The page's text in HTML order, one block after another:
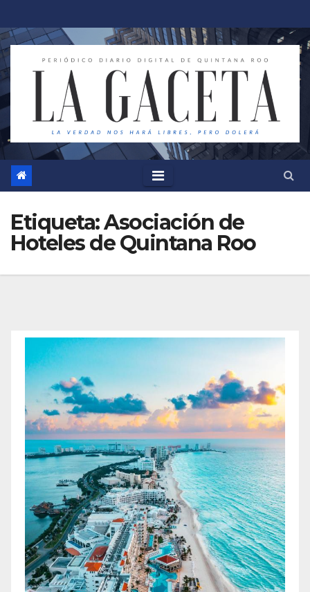
al
contenido
Etiqueta:Asociación de
Hoteles de Quintana Roo